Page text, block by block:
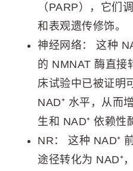
（PARP），它们
和表观遗传修饰。
神经网络： 这种
的 NMNAT 酶直接
床试验中已被证明
NAD⁺ 水平，从而
生和 NAD⁺ 依赖性
NR： 这种 NAD⁺
途径转化为 NAD⁺